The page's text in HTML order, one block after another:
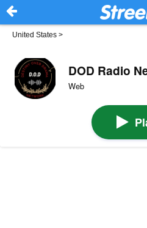
United States >
DOD Radio
Web